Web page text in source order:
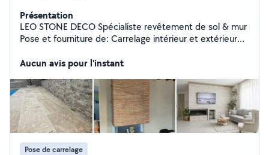
Présentation
LEO STONE DECO Spécialiste revêtement de sol & mur
Pose et fourniture de: Carrelage intérieur et extérieur
neuf et rénovation travail soigné -conseils personnalisé
Devis gratuit - intervation rapide
Aucun avis pour l'instant
Pose de carrelage